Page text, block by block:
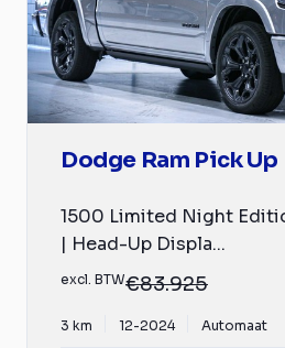
Dodge Ram Pick Up
1500 Limited Night
| Head-Up Displa...
excl. BTW€83.925
3 km 12-2024 Automaat